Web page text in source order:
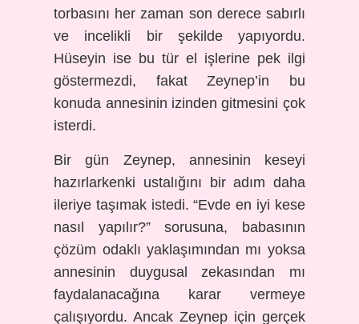
torbasını her zaman son derece sabırlı
ve incelikli bir şekilde yapıyordu.
Hüseyin ise bu tür el işlerine pek ilgi
göstermezdi, fakat Zeynep’in bu
konuda annesinin izinden gitmesini çok
isterdi.
Bir gün Zeynep, annesinin keseyi
hazırlarkenki ustalığını bir adım daha
ileriye taşımak istedi. “Evde en iyi kese
nasıl yapılır?” sorusuna, babasının
çözüm odaklı yaklaşımından mı yoksa
annesinin duygusal zekasından mı
faydalanacağına karar vermeye
çalışıyordu. Ancak Zeynep için gerçek